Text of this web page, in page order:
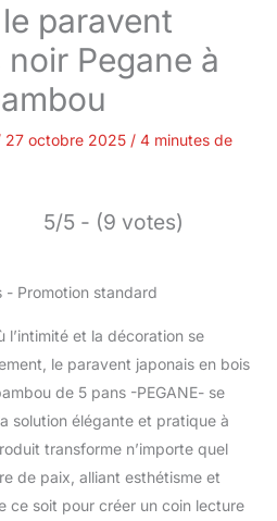
paravent
Pegane à
27 octobre 2025 / 4 minutes de
5/5 - (9 votes)
l’intimité et la décoration se
le paravent japonais en bois
de 5 pans -PEGANE- se
solution élégante et pratique à
transforme n’importe quel
de paix, alliant esthétisme et
ce soit pour créer un coin lecture